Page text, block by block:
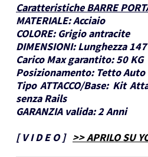
Caratteristiche BARRE
MATERIALE:Acciaio
COLORE: Grigio antracite
DIMENSIONI: Lunghezza 147
Carico Max garantito: 50 KG
Posizionamento: Tetto Auto
Tipo ATTACCO/Base: Kit
senza Rails
GARANZIA valida:2 Anni
[V I D E O] >> APRILO SU